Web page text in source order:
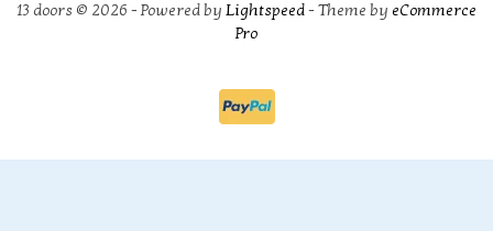
13 doors © 2026 - Powered by Lightspeed- Theme by eCommerce
Pro